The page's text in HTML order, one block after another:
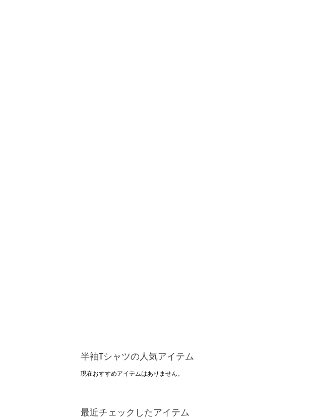
半袖Tシャツの人気アイテム
現在おすすめアイテムはありません。
最近チェックしたアイテム